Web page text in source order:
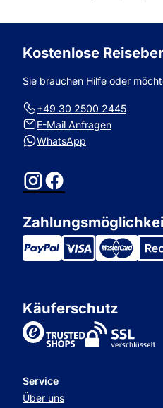
Kostenlose
Sie brauchen Hilfe oder
+49 30 2500 2445
E-Mail Anfragen
WhatsApp
InstagramFacebook
Käuferschutz
TrustedShops
Service
Über uns